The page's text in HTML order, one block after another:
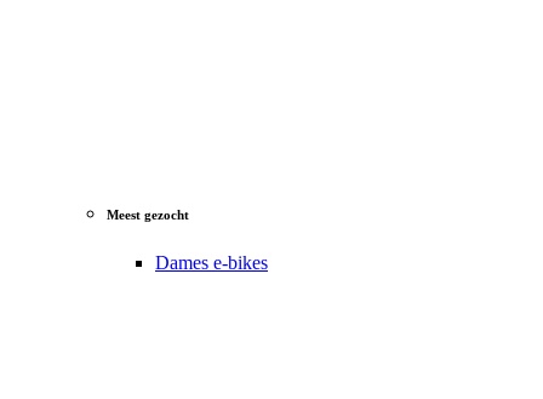
Meest gezocht
Dames e-bikes